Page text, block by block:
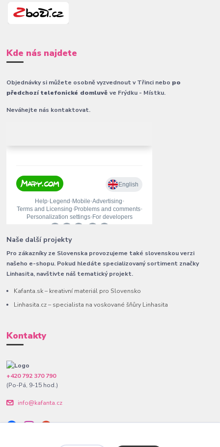
Kde nás najdete
Objednávky si můžete osobně vyzvednout v Třinci nebo po
předchozí telefonické domluvěve Frýdku - Místku.
Neváhejte nás kontaktovat.
Naše další projekty
Pro zákazníky ze Slovenska provozujeme také slovenskou verzi
našeho e-shopu. Pokud hledáte specializovaný sortiment značky
Linhasita, navštivte náš tematický projekt.
Kafanta.sk – kreativní materiál pro Slovensko
Linhasita.cz – specialista na voskované šňůry Linhasita
Kontakty
+420 792 370 790
(Po-Pá, 9-15 hod.)
info@kafanta.cz